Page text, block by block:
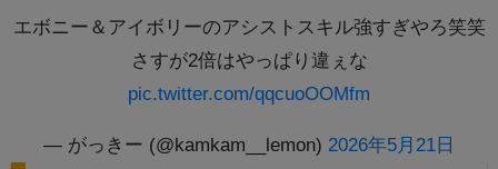
エボニー＆アイボリーのアシストスキル強すぎやろ笑笑
さすが2倍はやっぱり違ぇな
pic.twitter.com/qqcuoOOMfm
— がっきー (@kamkam__lemon) 2026年5月21日